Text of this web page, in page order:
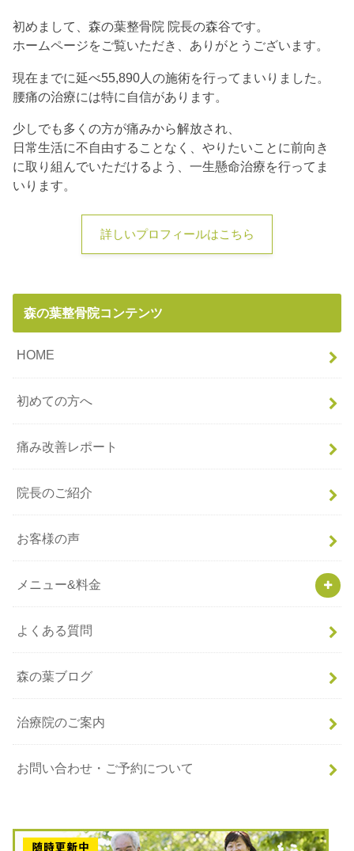
初めまして、森の葉整骨院 院長の森谷です。
ホームページをご覧いただき、ありがとうございます。
現在までに延べ55,890人の施術を行ってまいりました。
腰痛の治療には特に自信があります。
少しでも多くの方が痛みから解放され、
日常生活に不自由することなく、やりたいことに前向き
に取り組んでいただけるよう、一生懸命治療を行ってま
いります。
詳しいプロフィールはこちら
森の葉整骨院コンテンツ
HOME
初めての方へ
痛み改善レポート
院長のご紹介
お客様の声
メニュー&料金
よくある質問
森の葉ブログ
治療院のご案内
お問い合わせ・ご予約について